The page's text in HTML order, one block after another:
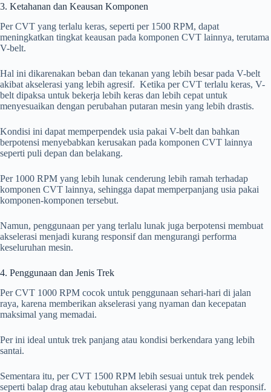
3. Ketahanan dan Keausan Komponen
Per CVT yang terlalu keras, seperti per 1500 RPM, dapat
meningkatkan tingkat keausan pada komponen CVT lainnya, terutama
V-belt.
Hal ini dikarenakan beban dan tekanan yang lebih besar pada V-belt
akibat akselerasi yang lebih agresif. Ketika per CVT terlalu keras, V-
belt dipaksa untuk bekerja lebih keras dan lebih cepat untuk
menyesuaikan dengan perubahan putaran mesin yang lebih drastis.
Kondisi ini dapat memperpendek usia pakai V-belt dan bahkan
berpotensi menyebabkan kerusakan pada komponen CVT lainnya
seperti puli depan dan belakang.
Per 1000 RPM yang lebih lunak cenderung lebih ramah terhadap
komponen CVT lainnya, sehingga dapat memperpanjang usia pakai
komponen-komponen tersebut.
Namun, penggunaan per yang terlalu lunak juga berpotensi membuat
akselerasi menjadi kurang responsif dan mengurangi performa
keseluruhan mesin.
4. Penggunaan dan Jenis Trek
Per CVT 1000 RPM cocok untuk penggunaan sehari-hari di jalan
raya, karena memberikan akselerasi yang nyaman dan kecepatan
maksimal yang memadai.
Per ini ideal untuk trek panjang atau kondisi berkendara yang lebih
santai.
Sementara itu, per CVT 1500 RPM lebih sesuai untuk trek pendek
seperti balap drag atau kebutuhan akselerasi yang cepat dan responsif.